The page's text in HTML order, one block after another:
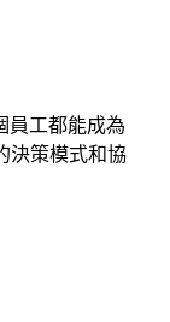
員工都能成為
決策模式和協